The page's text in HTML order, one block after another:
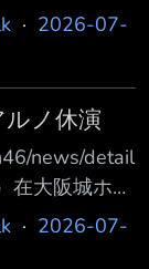
出演於10月
巨蛋舉辦的
詳細資訊請
EXPO
月24日
· 2026-07-
ノ休演
news/detail
大阪城ホー
」大阪公演
適，將缺席
· 2026-07-